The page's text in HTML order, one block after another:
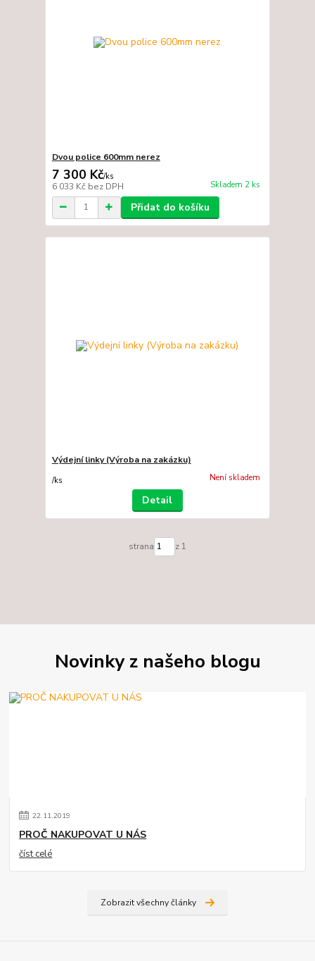
Dvou police 600mm nerez
7 300 Kč/ks
6 033 Kč bez DPH Skladem 2 ks
Přidat do košíku
Výdejní linky (Výroba na zakázku)
/ks Není skladem
Detail
strana z 1
Novinky z našeho blogu
22.11.2019
PROČ NAKUPOVAT U NÁS
číst celé
Zobrazit všechny články